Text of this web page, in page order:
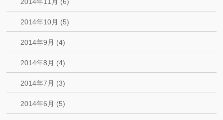
2014年10月 (5)
2014年9月 (4)
2014年8月 (4)
2014年7月 (3)
2014年6月 (5)